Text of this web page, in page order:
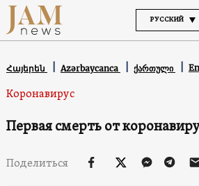
РУССКИЙ
Հայերեն Azərbaycanca ქართული
Коронавирус
Первая смерть от
Поделиться